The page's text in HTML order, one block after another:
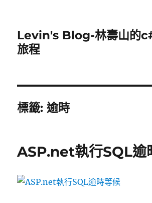
Levin's Blog-林壽山的
旅程
標籤:逾時
ASP.net執行SQL逾